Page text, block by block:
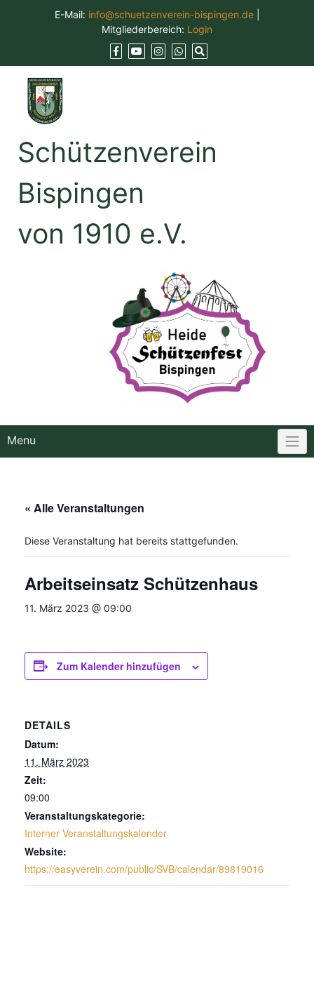
E-Mail: info@schuetzenverein-bispingen.de|
Mitgliederbereich: Login
Schützenverein
Bispingen
von 1910 e.V.
Menu
« Alle Veranstaltungen
Diese Veranstaltung hat bereits stattgefunden.
Arbeitseinsatz Schützenhaus
11. März 2023 @ 09:00
Zum Kalender hinzufügen
DETAILS
Datum:
11. März 2023
Zeit:
09:00
Veranstaltungskategorie:
Interner Veranstaltungskalender
Website:
https://easyverein.com/public/SVB/calendar/89819016